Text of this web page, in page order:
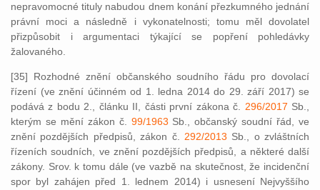
nepravomocné tituly nabudou dnem konání přezkumného jednání
právní moci a následně i vykonatelnosti; tomu měl dovolatel
přizpůsobit i argumentaci týkající se popření pohledávky
žalovaného.
[35] Rozhodné znění občanského soudního řádu pro dovolací
řízení (ve znění účinném od 1. ledna 2014 do 29. září 2017) se
podává z bodu 2., článku II, části první zákona č. 296/2017 Sb.,
kterým se mění zákon č. 99/1963 Sb., občanský soudní řád, ve
znění pozdějších předpisů, zákon č. 292/2013 Sb., o zvláštních
řízeních soudních, ve znění pozdějších předpisů, a některé další
zákony. Srov. k tomu dále (ve vazbě na skutečnost, že incidenční
spor byl zahájen před 1. lednem 2014) i usnesení Nejvyššího